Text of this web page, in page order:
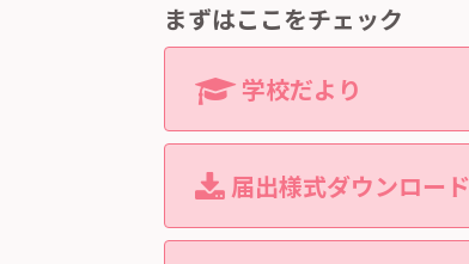
まずはここをチェック
学校だより
届出様式ダウンロード